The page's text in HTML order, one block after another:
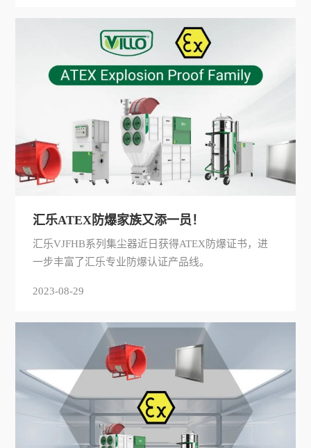
汇乐ATEX防爆家族又添一员！
汇乐VJFHB系列集尘器近日获得ATEX防爆证书，进
一步丰富了汇乐专业防爆认证产品线。
2023-08-29